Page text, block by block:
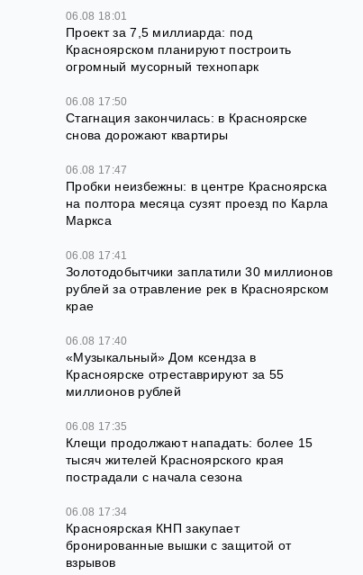
06.08 18:01
Проект за 7,5 миллиарда: под
Красноярском планируют построить
огромный мусорный технопарк
06.08 17:50
Стагнация закончилась: в Красноярске
снова дорожают квартиры
06.08 17:47
Пробки неизбежны: в центре Красноярска
на полтора месяца сузят проезд по Карла
Маркса
06.08 17:41
Золотодобытчики заплатили 30 миллионов
рублей за отравление рек в Красноярском
крае
06.08 17:40
«Музыкальный» Дом ксендза в
Красноярске отреставрируют за 55
миллионов рублей
06.08 17:35
Клещи продолжают нападать: более 15
тысяч жителей Красноярского края
пострадали с начала сезона
06.08 17:34
Красноярская КНП закупает
бронированные вышки с защитой от
взрывов